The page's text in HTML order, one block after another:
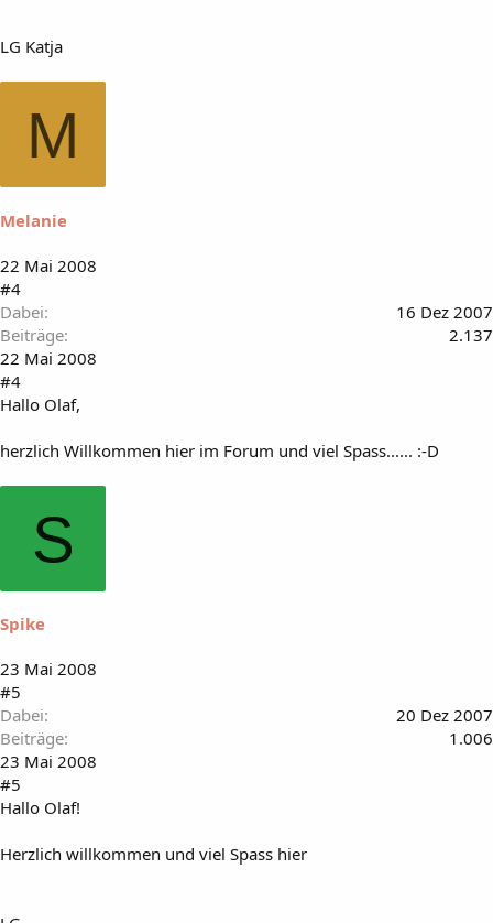
LG Katja
M
Melanie
22 Mai 2008
#4
Dabei
16 Dez 2007
Beiträge
2.137
22 Mai 2008
#4
Hallo Olaf,
herzlich Willkommen hier im Forum und viel Spass...... :-D
S
Spike
23 Mai 2008
#5
Dabei
20 Dez 2007
Beiträge
1.006
23 Mai 2008
#5
Hallo Olaf!
Herzlich willkommen und viel Spass hier